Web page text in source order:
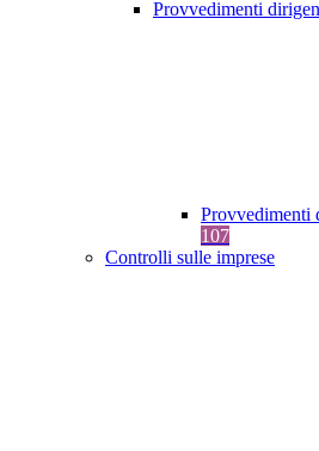
Provvedimenti
Provvedimenti
107
Controlli sulle imprese